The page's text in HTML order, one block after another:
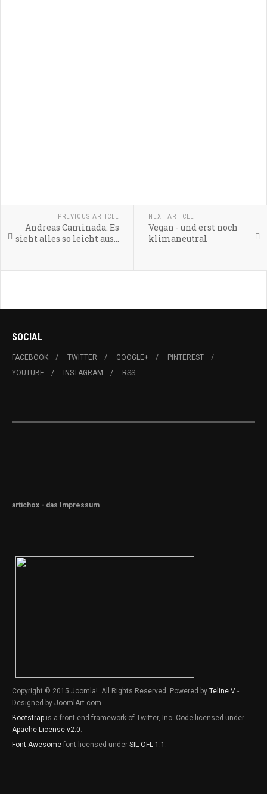
PREVIOUS ARTICLE
Andreas Caminada: Es
sieht alles so leicht aus...
NEXT ARTICLE
Vegan - und erst noch
klimaneutral
SOCIAL
FACEBOOK TWITTER GOOGLE+
PINTEREST
YOUTUBE
INSTAGRAM RSS
artichox - das Impressum
Copyright © 2015 Joomla!. All Rights Reserved. Powered by Teline V -
Designed by JoomlArt.com.
Bootstrap is a front-end framework of Twitter, Inc. Code licensed under
Apache License v2.0.
Font Awesome font licensed under SIL OFL 1.1 .